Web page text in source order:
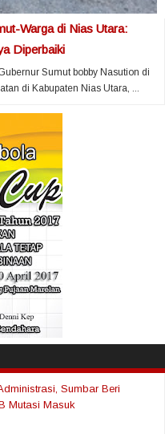
Warga di Nias Utara:
Diperbaiki
Sumut bobby Nasution di
di Kabupaten Nias Utara, ...
Sumbar Beri
Mutasi Masuk